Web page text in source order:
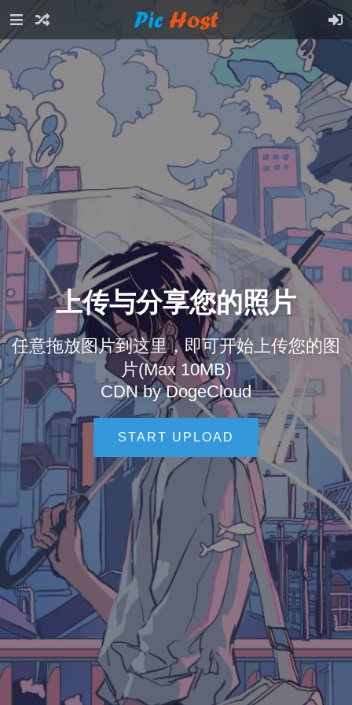
上传与分享您的照片
任意拖放图片到这里，即可开始上传您的图
片(Max 10MB)
CDN by DogeCloud
START UPLOAD